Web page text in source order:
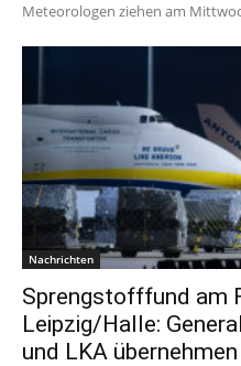
Meteorologen ziehen am
Nachrichten
Sprengstofffund am
Leipzig/Halle:
und LKA